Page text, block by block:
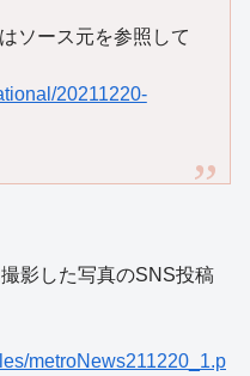
ソース元を参照して
20211220-
影した写真のSNS投稿
metroNews211220_1.p